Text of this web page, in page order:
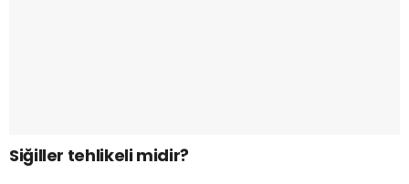
Siğiller tehlikeli midir?